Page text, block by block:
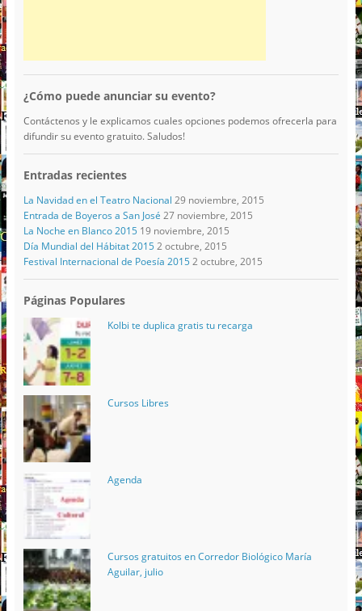
¿Cómo puede anunciar su evento?
Contáctenos y le explicamos cuales opciones podemos ofrecerla para
difundir su evento gratuito. Saludos!
Entradas recientes
La Navidad en el Teatro Nacional 29 noviembre, 2015
Entrada de Boyeros a San José 27 noviembre, 2015
La Noche en Blanco 2015 19 noviembre, 2015
Día Mundial del Hábitat 2015 2 octubre, 2015
Festival Internacional de Poesía 2015 2 octubre, 2015
Páginas Populares
Kolbi te duplica gratis tu recarga
Cursos Libres
Agenda
Cursos gratuitos en Corredor Biológico María
Aguilar, julio